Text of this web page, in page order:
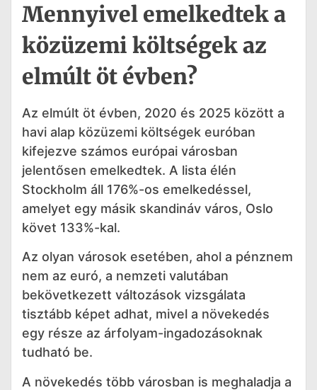
Mennyivel emelkedtek a
közüzemi költségek az
elmúlt öt évben?
Az elmúlt öt évben, 2020 és 2025 között a
havi alap közüzemi költségek euróban
kifejezve számos európai városban
jelentősen emelkedtek. A lista élén
Stockholm áll 176%-os emelkedéssel,
amelyet egy másik skandináv város, Oslo
követ 133%-kal.
Az olyan városok esetében, ahol a pénznem
nem az euró, a nemzeti valutában
bekövetkezett változások vizsgálata
tisztább képet adhat, mivel a növekedés
egy része az árfolyam-ingadozásoknak
tudható be.
A növekedés több városban is meghaladja a